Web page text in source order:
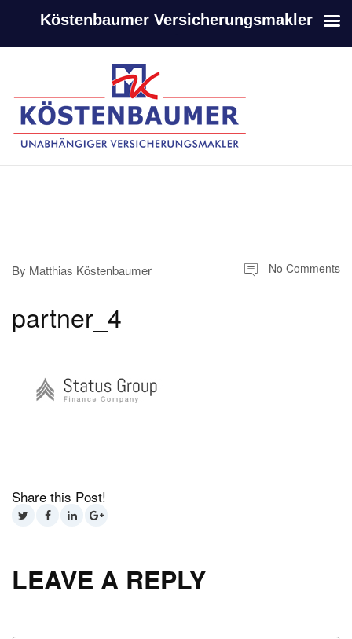
-
By Matthias Köstenbaumer No Comments
partner_4
Share this Post!
LEAVE A REPLY
Köstenbaumer Versicherungsmakler